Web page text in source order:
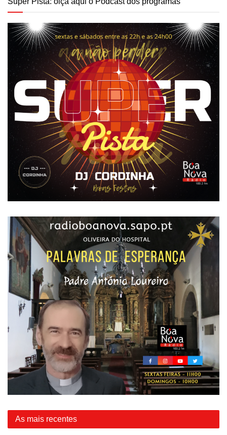
As mais recentes